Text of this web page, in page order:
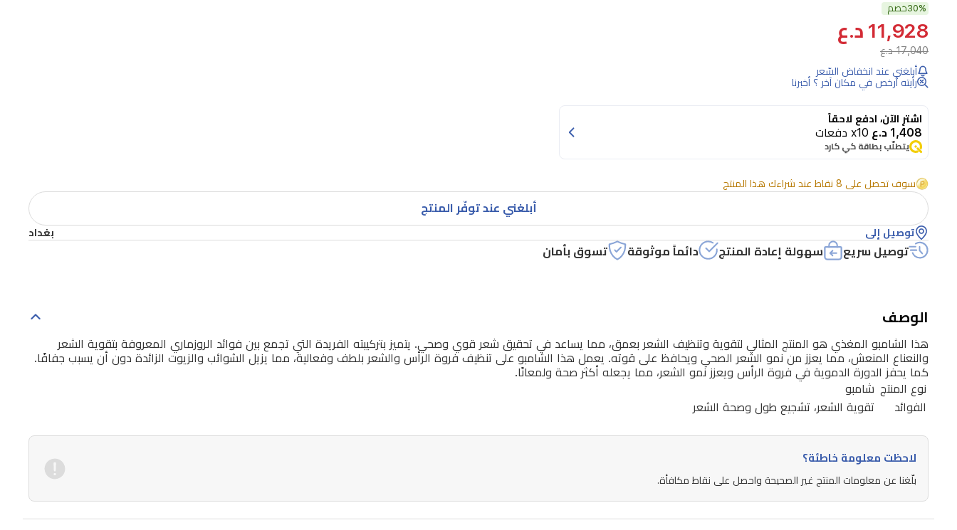
الشامبو
المغذي
هو
المنتج
لتقوية
وتنظيف
بعمق،
مما
يساعد
في
وصحي.
يتميز
بتركيبته
الفريدة
التي
تجمع
بين
فوائد
الروزماري
المعروفة
30%خصم
11,928 د.ع
17,040 د.ع
أبلغني عند انخفاض السّعر
رأيته أرخص في مكان آخر ؟ أخبرنا
اشترِ الآن، ادفع لاحقاً
1,408 د.ع x10 دفعات
يتطلّب بطاقة كي كارد
سوف تحصل على 8 نقاط عند شراءك هذا المنتج
أبلغني عند توفّر المنتج
توصيل إلى بغداد
توصيل سريع سهولة إعادة المنتج دائماً موثوقة تسوق بأمان
الوصف
هذا الشامبو المغذي هو المنتج المثالي لتقوية وتنظيف الشعر بعمق، مما يساعد في تحقيق شعر قوي وصحي. يتميز بتركيبته الفريدة التي تجمع بين فوائد الروزماري المعروفة بتقوية الشعر
والنعناع المنعش، مما يعزز من نمو الشعر الصحي ويحافظ على قوته. يعمل هذا الشامبو على تنظيف فروة الرأس والشعر بلطف وفعالية، مما يزيل الشوائب والزيوت الزائدة دون أن يسبب جفافًا.
كما يحفز الدورة الدموية في فروة الرأس ويعزز نمو الشعر، مما يجعله أكثر صحة ولمعانًا.
نوع المنتج شامبو
الفوائد
تقوية الشعر، تشجيع طول وصحة الشعر
لاحظت معلومة خاطئة؟
بلّغنا عن معلومات المنتج غير الصحيحة واحصل على نقاط مكافأة.